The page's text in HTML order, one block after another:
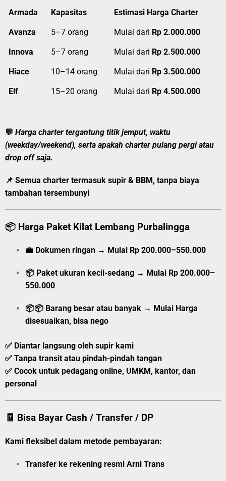
Armada Kapasitas Estimasi Harga Charter
Avanza 5–7 orang Mulai dari Rp 2.000.000
Innova 5–7 orang Mulai dari Rp 2.500.000
Hiace 10–14 orang Mulai dari Rp 3.500.000
Elf 15–20 orang Mulai dari Rp 4.500.000
💬 Harga charter tergantung titik jemput, waktu
(weekday/weekend), serta apakah charter pulang pergi atau
drop off saja.
📌 Semua charter termasuk supir & BBM, tanpa biaya
tambahan tersembunyi
📦 Harga Paket Kilat Lembang Purbalingga
💼 Dokumen ringan → Mulai Rp 200.000–550.000
📦 Paket ukuran kecil-sedang → Mulai Rp 200.000–
550.000
📦📦 Barang besar atau banyak → Mulai Harga
disesuaikan, bisa nego
✅ Diantar langsung oleh supir kami
✅ Tanpa transit atau pindah-pindah tangan
✅ Cocok untuk pedagang online, UMKM, kantor, dan
personal
🧾 Bisa Bayar Cash / Transfer / DP
Kami fleksibel dalam metode pembayaran:
Transfer ke rekening resmi Arni Trans